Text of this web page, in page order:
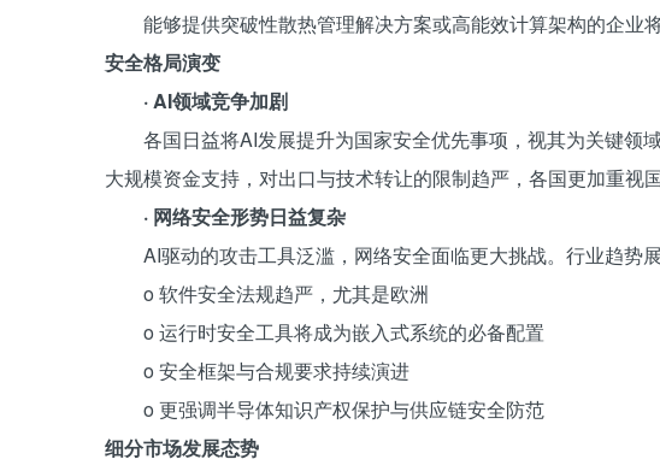
能够提供突破性散热管理解决方案或高能效计算架构的企业
安全格局演变
· AI领域竞争加剧
各国日益将AI发展提升为国家安全优先事项，视其为关键领
大规模资金支持，对出口与技术转让的限制趋严，各国更加重视
· 网络安全形势日益复杂
AI驱动的攻击工具泛滥，网络安全面临更大挑战。行业趋势展
o 软件安全法规趋严，尤其是欧洲
o 运行时安全工具将成为嵌入式系统的必备配置
o 安全框架与合规要求持续演进
o 更强调半导体知识产权保护与供应链安全防范
细分市场发展态势